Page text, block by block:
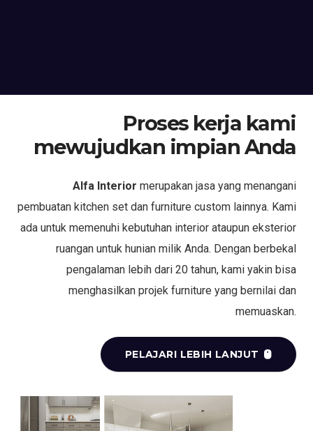
Proses kerja kami
mewujudkan impian Anda
Alfa Interior merupakan jasa yang menangani
pembuatan kitchen set dan furniture custom lainnya. Kami
ada untuk memenuhi kebutuhan interior ataupun eksterior
ruangan untuk hunian milik Anda. Dengan berbekal
pengalaman lebih dari 20 tahun, kami yakin bisa
menghasilkan projek furniture yang bernilai dan
memuaskan.
PELAJARI LEBIH LANJUT